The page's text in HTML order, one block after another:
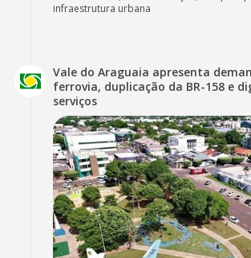
infraestrutura urbana
Vale do Araguaia apresenta
ferrovia, duplicação da BR-158 e
serviços